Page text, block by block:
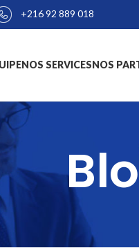
+216 92 889 018
NOS SERVICESNOS